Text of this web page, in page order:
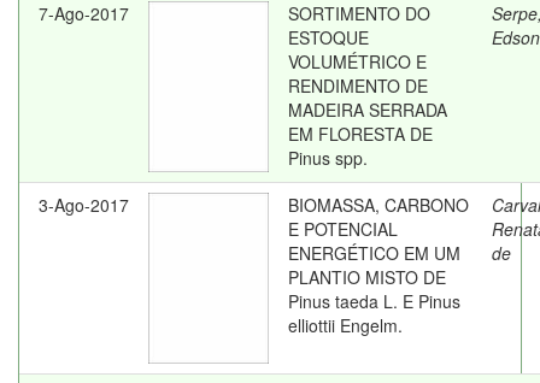
7-Ago-2017
SORTIMENTO DO
ESTOQUE
VOLUMÉTRICO E
RENDIMENTO DE
MADEIRA SERRADA
EM FLORESTA DE
Pinus spp.
3-Ago-2017
BIOMASSA, CARBONO
E POTENCIAL
ENERGÉTICO EM UM
PLANTIO MISTO DE
Pinus taeda L. E Pinus
elliottii Engelm.
de